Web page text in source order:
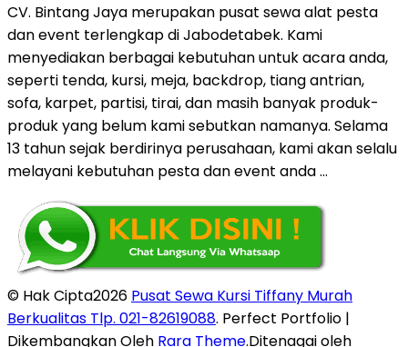
CV. Bintang Jaya merupakan pusat sewa alat pesta
dan event terlengkap di Jabodetabek. Kami
menyediakan berbagai kebutuhan untuk acara anda,
seperti tenda, kursi, meja, backdrop, tiang antrian,
sofa, karpet, partisi, tirai, dan masih banyak produk-
produk yang belum kami sebutkan namanya. Selama
13 tahun sejak berdirinya perusahaan, kami akan selalu
melayani kebutuhan pesta dan event anda …
© Hak Cipta2026 Pusat Sewa Kursi Tiffany Murah
Berkualitas Tlp. 021-82619088. Perfect Portfolio |
Dikembangkan Oleh Rara Theme.Ditenagai oleh